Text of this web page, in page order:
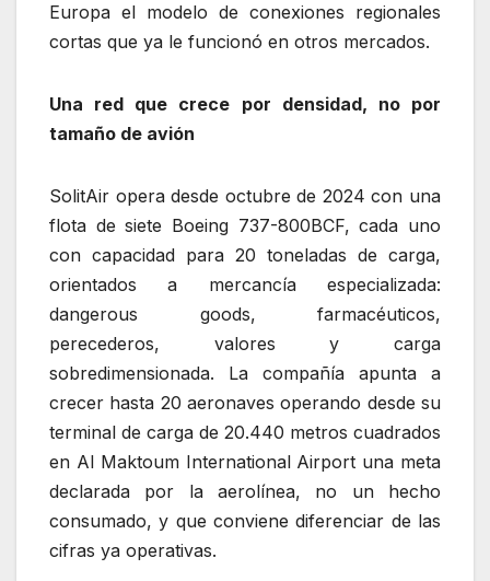
Europa el modelo de conexiones regionales
cortas que ya le funcionó en otros mercados.
Una red que crece por densidad, no por
tamaño de avión
SolitAir opera desde octubre de 2024 con una
flota de siete Boeing 737-800BCF, cada uno
con capacidad para 20 toneladas de carga,
orientados a mercancía especializada:
dangerous goods, farmacéuticos,
perecederos, valores y carga
sobredimensionada. La compañía apunta a
crecer hasta 20 aeronaves operando desde su
terminal de carga de 20.440 metros cuadrados
en Al Maktoum International Airport una meta
declarada por la aerolínea, no un hecho
consumado, y que conviene diferenciar de las
cifras ya operativas.